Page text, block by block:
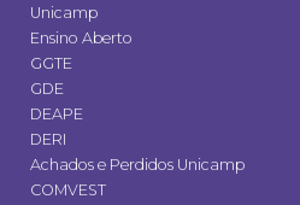
Unicamp
Ensino Aberto
GGTE
GDE
DEAPE
DERI
Achados e Perdidos Unicamp
COMVEST